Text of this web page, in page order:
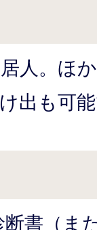
人。ほ
出も可
書（ま